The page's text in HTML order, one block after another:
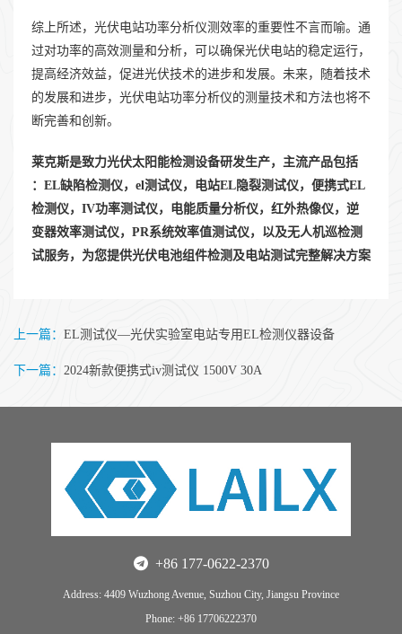
综上所述，光伏电站功率分析仪测效率的重要性不言而喻。通
过对功率的高效测量和分析，可以确保光伏电站的稳定运行，
提高经济效益，促进光伏技术的进步和发展。未来，随着技术
的发展和进步，光伏电站功率分析仪的测量技术和方法也将不
断完善和创新。
莱克斯是致力光伏太阳能检测设备研发生产，主流产品包括
：EL缺陷检测仪，el测试仪，电站EL隐裂测试仪，便携式EL
检测仪，IV功率测试仪，电能质量分析仪，红外热像仪，逆
变器效率测试仪，PR系统效率值测试仪，以及无人机巡检测
试服务，为您提供光伏电池组件检测及电站测试完整解决方案
上一篇： EL测试仪—光伏实验室电站专用EL检测仪器设备
下一篇： 2024新款便携式iv测试仪 1500V 30A
+86 177-0622-2370
Address: 4409 Wuzhong Avenue, Suzhou City, Jiangsu Province
Phone: +86 17706222370